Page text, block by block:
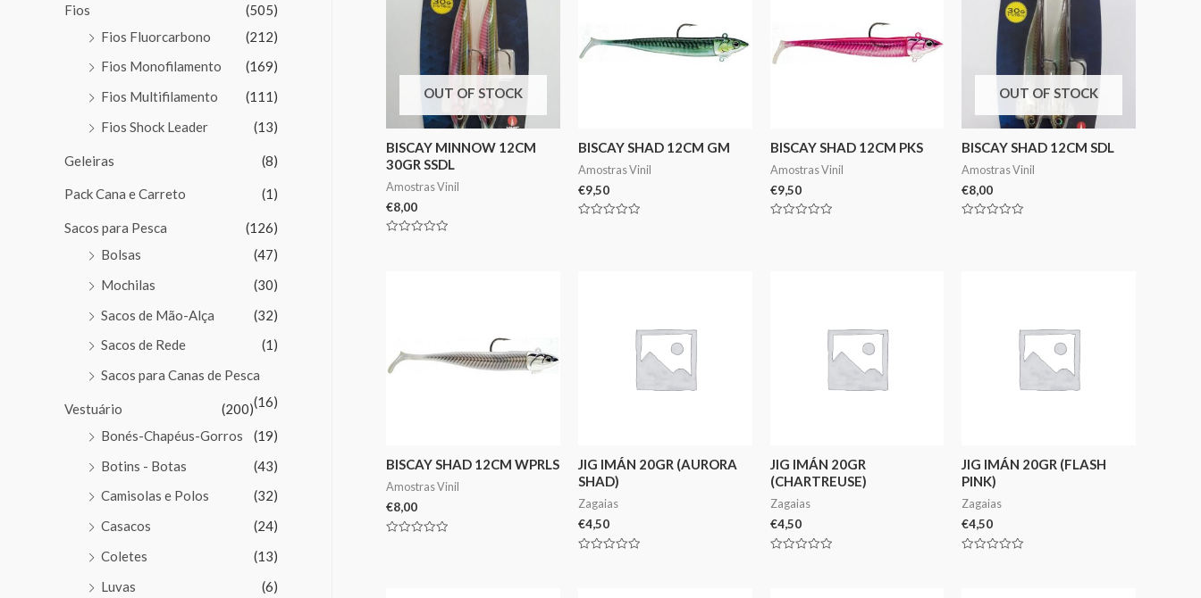
Fios
(505)
Fios Fluorcarbono
(212)
Fios Monofilamento
(169)
Fios Multifilamento
(111)
Fios Shock Leader
(13)
Geleiras (8)
Pack Cana e Carreto (1)
Sacos para Pesca
(126)
Bolsas
(47)
Mochilas
(30)
Sacos de Mão-Alça
(32)
Sacos de Rede
(1)
Sacos para Canas de Pesca
(16)
Vestuário
(200)
Bonés-Chapéus-Gorros
(19)
Botins - Botas
(43)
Camisolas e Polos
(32)
Casacos
(24)
Coletes
(13)
Luvas
(6)
OUT OF STOCK
BISCAY MINNOW 12CM
30GR SSDL
Amostras Vinil
€8,00
BISCAY SHAD 12CM GM
Amostras Vinil
€9,50
BISCAY SHAD 12CM PKS
Amostras Vinil
€9,50
OUT OF STOCK
BISCAY SHAD 12CM SDL
Amostras Vinil
€8,00
BISCAY SHAD 12CM WPRLS
Amostras Vinil
€8,00
JIG IMÁN 20GR (AURORA
SHAD)
Zagaias
€4,50
JIG IMÁN 20GR
(CHARTREUSE)
Zagaias
€4,50
JIG IMÁN 20GR (FLASH
PINK)
Zagaias
€4,50